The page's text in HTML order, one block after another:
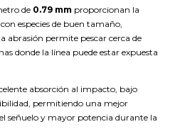
de 0.79 mm proporcionan la
especies de buen tamaño,
abrasión permite pescar cerca de
donde la línea puede estar expuesta
absorción al impacto, bajo
permitiendo una mejor
señuelo y mayor potencia durante la